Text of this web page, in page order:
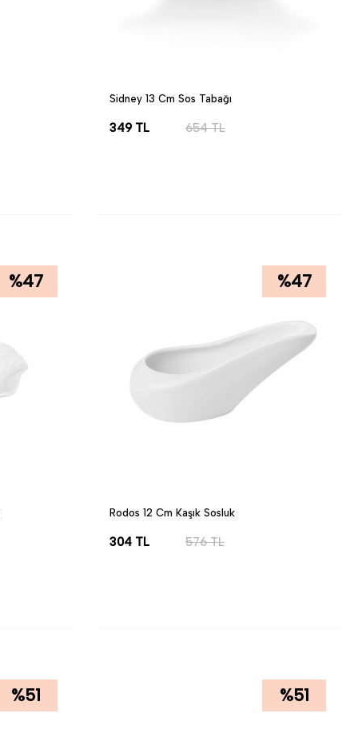
Sidney 13 Cm Sos Tabağı
349TL 654TL
%47 %47
Rodos 12 Cm Kaşık Sosluk
304 TL 576TL
%51 %51